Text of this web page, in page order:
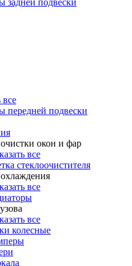
все
передней подвески
окон и фар
все
стеклоочистителя
все
все
колесные